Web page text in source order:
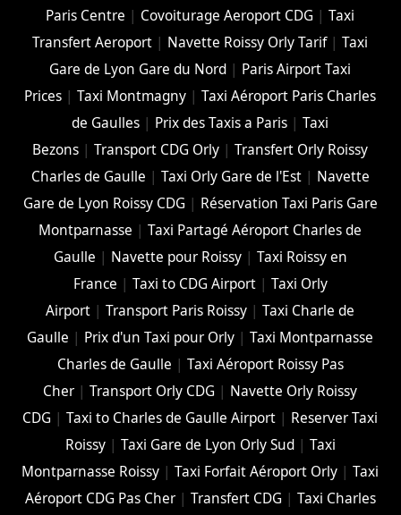
Paris Centre | Covoiturage Aeroport CDG |Taxi
Transfert Aeroport | Navette Roissy Orly Tarif|Taxi
Gare de Lyon Gare du Nord | Paris Airport Taxi
Prices |Taxi Montmagny |Taxi Aéroport Paris Charles
de Gaulles | Prix des Taxis a Paris |Taxi
Bezons |Transport CDG Orly |Transfert Orly Roissy
Charles de Gaulle | Taxi Orly Gare de l'Est| Navette
Gare de Lyon Roissy CDG | Réservation Taxi Paris Gare
Montparnasse |Taxi Partagé Aéroport Charles de
Gaulle | Navette pour Roissy| Taxi Roissy en
France | Taxi to CDG Airport| Taxi Orly
Airport |Transport Paris Roissy |Taxi Charle de
Gaulle | Prix d'un Taxi pour Orly |Taxi Montparnasse
Charles de Gaulle | Taxi Aéroport Roissy Pas
Cher |Transport Orly CDG | Navette Orly Roissy
CDG |Taxi to Charles de Gaulle Airport | Reserver Taxi
Roissy| Taxi Gare de Lyon Orly Sud| Taxi
Montparnasse Roissy |Taxi Forfait Aéroport Orly |Taxi
Aéroport CDG Pas Cher| Transfert CDG | Taxi Charles